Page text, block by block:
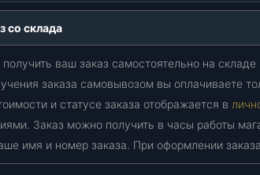
со склада
ваш заказ самостоятельно на складе
заказа самовывозом вы оплачиваете
и статусе заказа отображается в
Заказ можно получить в часы работы
имя и номер заказа. При оформлении